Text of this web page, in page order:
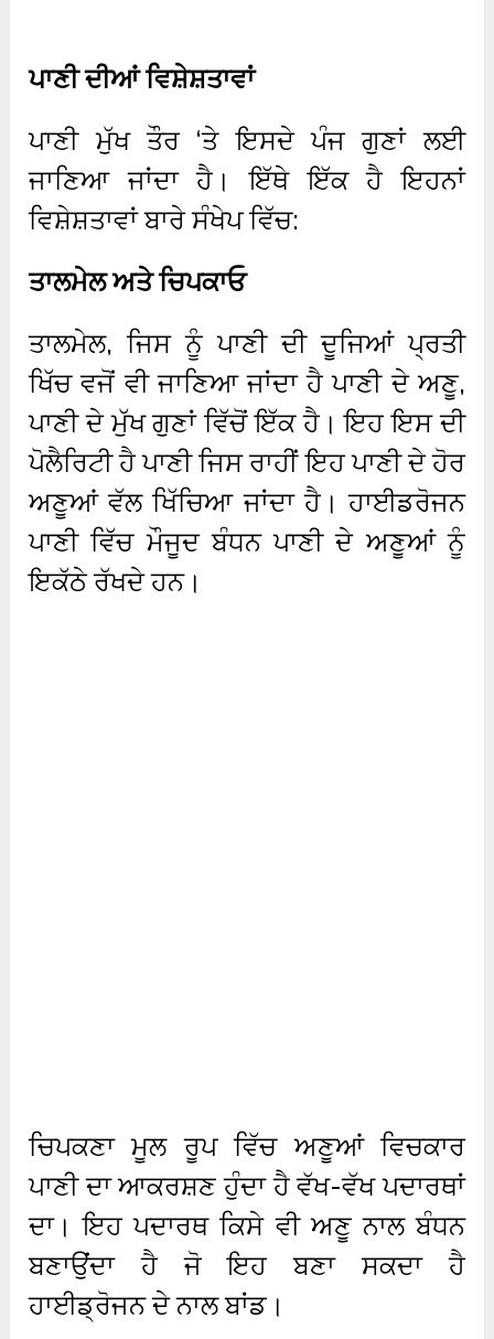
ਪਾਣੀ ਦੀਆਂ ਵਿਸ਼ੇਸ਼ਤਾਵਾਂ
ਪਾਣੀ ਮੁੱਖ ਤੌਰ ‘ਤੇ ਇਸਦੇ ਪੰਜ ਗੁਣਾਂ ਲਈ
ਜਾਣਿਆ ਜਾਂਦਾ ਹੈ। ਇੱਥੇ ਇੱਕ ਹੈ ਇਹਨਾਂ
ਵਿਸ਼ੇਸ਼ਤਾਵਾਂ ਬਾਰੇ ਸੰਖੇਪ ਵਿੱਚ:
ਤਾਲਮੇਲ ਅਤੇ ਚਿਪਕਾਓ
ਤਾਲਮੇਲ, ਜਿਸ ਨੂੰ ਪਾਣੀ ਦੀ ਦੂਜਿਆਂ ਪ੍ਰਤੀ
ਖਿੱਚ ਵਜੋਂ ਵੀ ਜਾਣਿਆ ਜਾਂਦਾ ਹੈ ਪਾਣੀ ਦੇ ਅਣੂ,
ਪਾਣੀ ਦੇ ਮੁੱਖ ਗੁਣਾਂ ਵਿੱਚੋਂ ਇੱਕ ਹੈ। ਇਹ ਇਸ ਦੀ
ਪੋਲੈਰਿਟੀ ਹੈ ਪਾਣੀ ਜਿਸ ਰਾਹੀਂ ਇਹ ਪਾਣੀ ਦੇ ਹੋਰ
ਅਣੂਆਂ ਵੱਲ ਖਿੱਚਿਆ ਜਾਂਦਾ ਹੈ। ਹਾਈਡਰੋਜਨ
ਪਾਣੀ ਵਿੱਚ ਮੌਜੂਦ ਬੰਧਨ ਪਾਣੀ ਦੇ ਅਣੂਆਂ ਨੂੰ
ਇਕੱਠੇ ਰੱਖਦੇ ਹਨ।
ਚਿਪਕਣਾ ਮੂਲ ਰੂਪ ਵਿੱਚ ਅਣੂਆਂ ਵਿਚਕਾਰ
ਪਾਣੀ ਦਾ ਆਕਰਸ਼ਣ ਹੁੰਦਾ ਹੈ ਵੱਖ-ਵੱਖ ਪਦਾਰਥਾਂ
ਦਾ। ਇਹ ਪਦਾਰਥ ਕਿਸੇ ਵੀ ਅਣੂ ਨਾਲ ਬੰਧਨ
ਬਣਾਉਂਦਾ ਹੈ ਜੋ ਇਹ ਬਣਾ ਸਕਦਾ ਹੈ
ਹਾਈਡ੍ਰੋਜਨ ਦੇ ਨਾਲ ਬਾਂਡ।